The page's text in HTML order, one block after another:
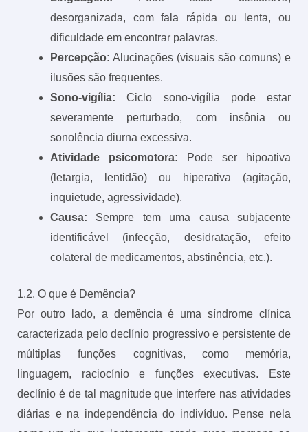
desorganizada, com fala rápida ou lenta, ou
dificuldade em encontrar palavras.
Percepção: Alucinações (visuais são comuns) e
ilusões são frequentes.
Sono-vigília: Ciclo sono-vigília pode estar
severamente perturbado, com insônia ou
sonolência diurna excessiva.
Atividade psicomotora: Pode ser hipoativa
(letargia, lentidão) ou hiperativa (agitação,
inquietude, agressividade).
Causa: Sempre tem uma causa subjacente
identificável (infecção, desidratação, efeito
colateral de medicamentos, abstinência, etc.).
1.2. O que é Demência?
Por outro lado, a demência é uma síndrome clínica
caracterizada pelo declínio progressivo e persistente de
múltiplas funções cognitivas, como memória,
linguagem, raciocínio e funções executivas. Este
declínio é de tal magnitude que interfere nas atividades
diárias e na independência do indivíduo. Pense nela